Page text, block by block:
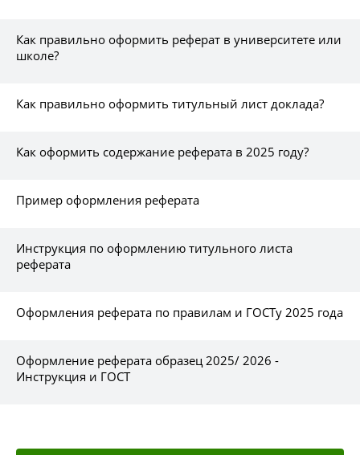
Как правильно оформить реферат в университете или
школе?
Как правильно оформить титульный лист доклада?
Как оформить содержание реферата в 2025 году?
Пример оформления реферата
Инструкция по оформлению титульного листа
реферата
Оформления реферата по правилам и ГОСТу 2025 года
Оформление реферата образец 2025/ 2026 -
Инструкция и ГОСТ